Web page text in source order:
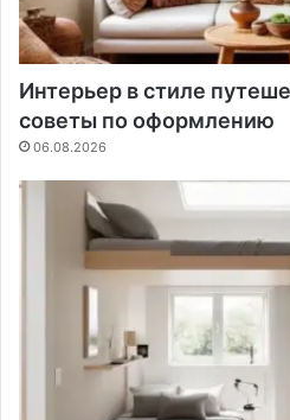
Интерьер в стиле
советы по оформлению
06.08.2026